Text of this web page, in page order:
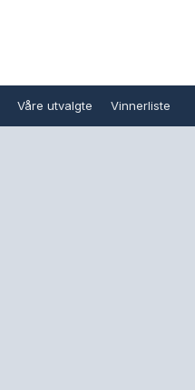
Våre utvalgte Vinnerliste